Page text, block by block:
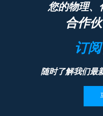
您的物理、
合作
订
随时了解我们最